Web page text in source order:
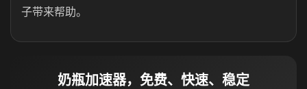
子带来帮助。
奶瓶加速器，免费、快速、稳定